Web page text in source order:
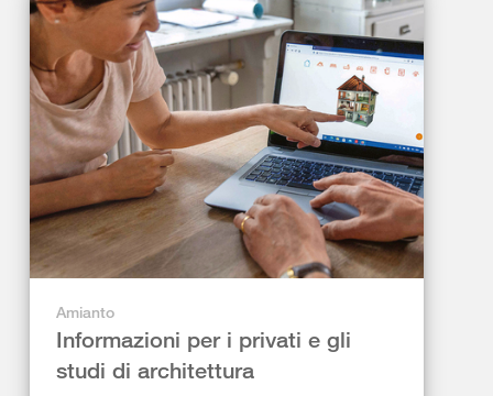
Amianto
Informazioni per i privati e gli
studi di architettura